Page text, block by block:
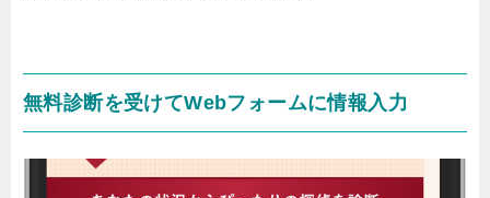
無料診断を受けてWebフォームに情報入力